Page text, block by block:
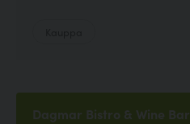
Dagmar Bistro & Wine Bar